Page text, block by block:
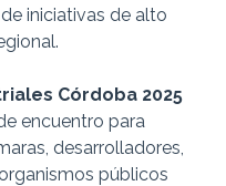
iniciativas de alto
Córdoba 2025
encuentro para
desarrolladores,
públicos